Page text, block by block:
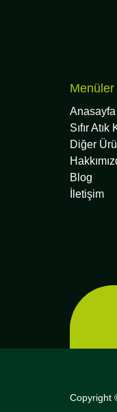
Menüler
Anasayfa
Sıfır Atık
Diğer
Blog
İletişim
Copyright